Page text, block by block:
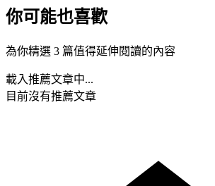
你可能也喜歡
為你精選 3 篇值得延伸閱讀的內容
載入推薦文章中...
目前沒有推薦文章